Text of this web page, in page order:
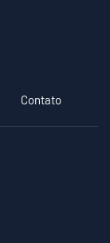
Contato